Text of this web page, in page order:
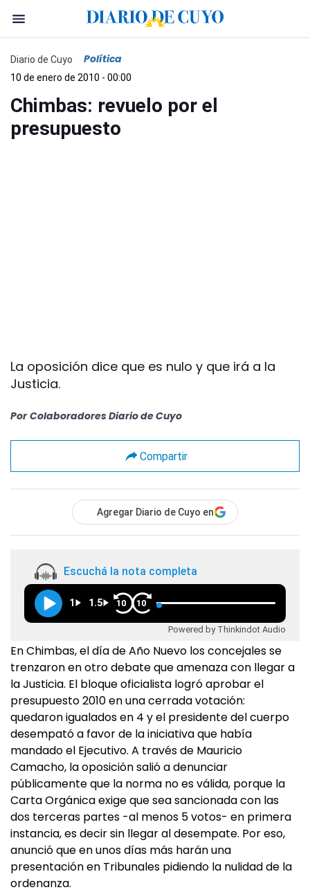
Diario de Cuyo Política
10 de enero de 2010 - 00:00
Chimbas: revuelo por el
presupuesto
La oposición dice que es nulo y que irá a la
Justicia.
Por Colaboradores Diario de Cuyo
Compartir
Agregar Diario de Cuyo en
Escuchá la nota completa
1 1.5 10 10
Powered by Thinkindot Audio
En Chimbas, el día de Año Nuevo los concejales se
trenzaron en otro debate que amenaza con llegar a
la Justicia. El bloque oficialista logró aprobar el
presupuesto 2010 en una cerrada votación:
quedaron igualados en 4 y el presidente del cuerpo
desempató a favor de la iniciativa que había
mandado el Ejecutivo. A través de Mauricio
Camacho, la oposición salió a denunciar
públicamente que la norma no es válida, porque la
Carta Orgánica exige que sea sancionada con las
dos terceras partes -al menos 5 votos- en primera
instancia, es decir sin llegar al desempate. Por eso,
anunció que en unos días más harán una
presentación en Tribunales pidiendo la nulidad de la
ordenanza.